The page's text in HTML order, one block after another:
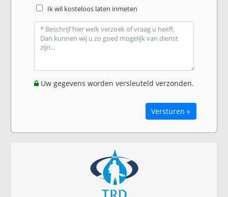
Ik wil kosteloos laten inmeten
Uw gegevens worden versleuteld verzonden.
Versturen »